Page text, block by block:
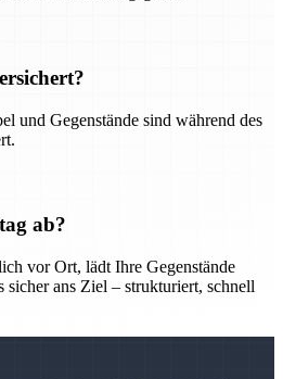
und Gegenstände sind während des
ab?
vor Ort, lädt Ihre Gegenstände
ans Ziel – strukturiert, schnell